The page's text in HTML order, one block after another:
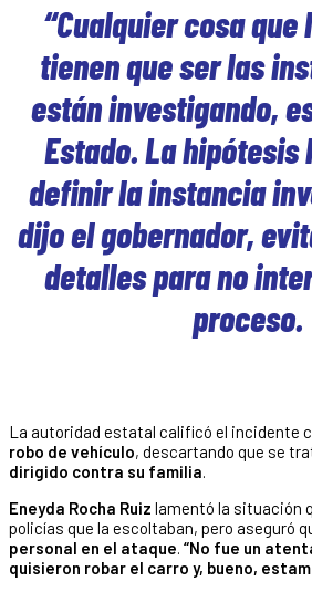
“Cualquier cosa que
tienen que ser las
están investigando,
Estado. La hipótesis
definir la instancia
dijo el gobernador,
detalles para no
proceso.
La autoridad estatal calificó el incidente
robo de vehículo, descartando que se
dirigido contra su familia.
Eneyda Rocha Ruiz lamentó la situación
policías que la escoltaban, pero aseguró
personal en el ataque. “No fue un
quisieron robar el carro y, bueno,